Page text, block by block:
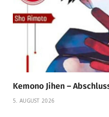
Kemono Jihen –
5. AUGUST 2026